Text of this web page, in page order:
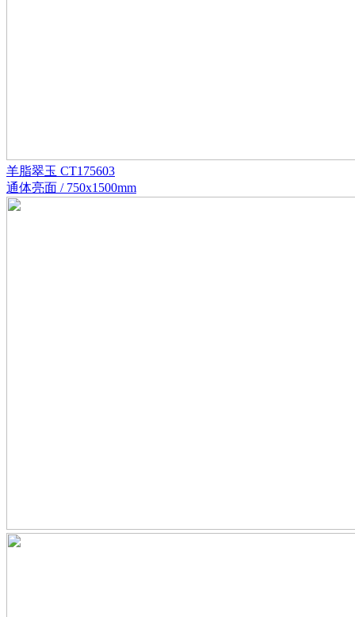
羊脂翠玉 CT175603
通体亮面 / 750x1500mm